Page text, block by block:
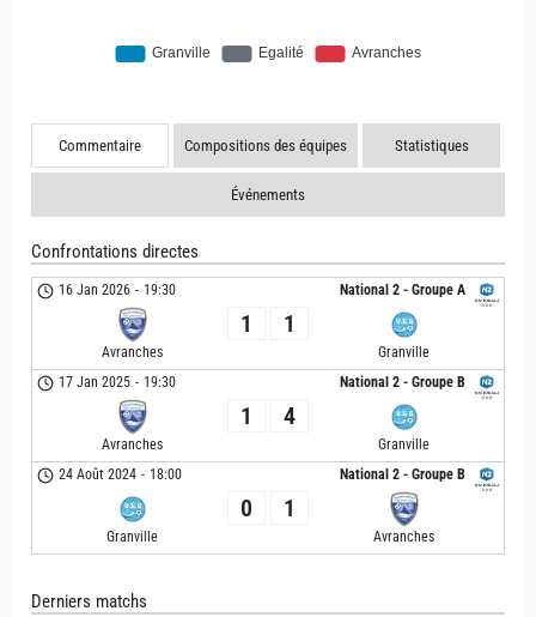
Commentaire Compositions des équipes Statistiques
Événements
Confrontations directes
National 2 - Groupe A
16 Jan 2026 - 19:30
Avranches
1 1
Granville
National 2 - Groupe B
17 Jan 2025 - 19:30
Avranches
1 4
Granville
National 2 - Groupe B
24 Août 2024 - 18:00
Granville
0 1
Avranches
Derniers matchs